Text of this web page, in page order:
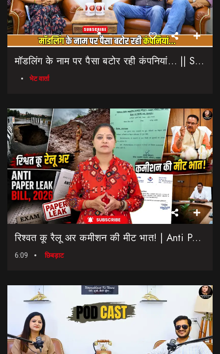
मॉडलिंग के नाम पर पैसा बटोर रही कंपनियां… || Sinmit Communications || Miss Uttarakhand 2026
भेट वार्ता
रिश्वत कू रैलू अर कमीशन की मीट भात! | Anti Paper Leak Bill 2026 | Saptahik Chhiprat
6:09 छिबड़ाट